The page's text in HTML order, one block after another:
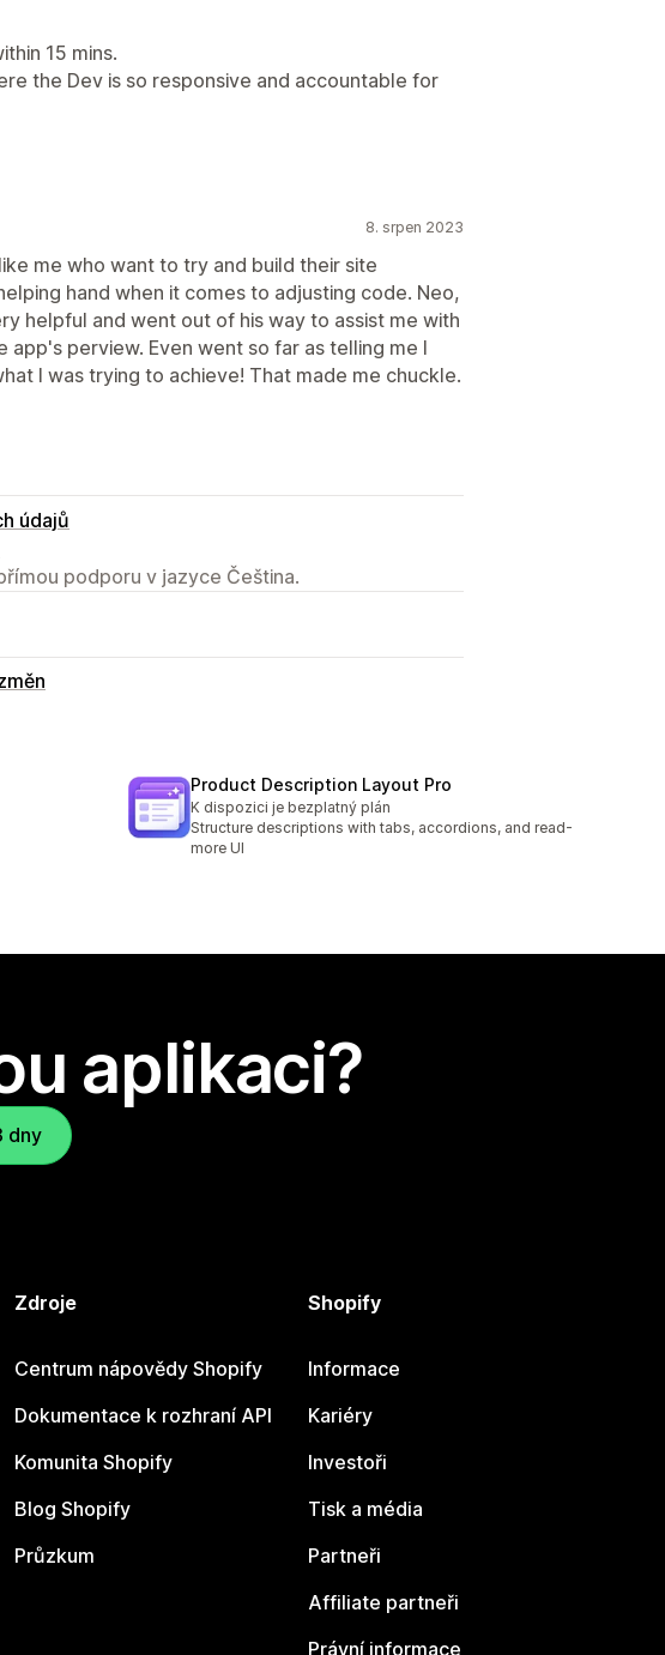
15 mins.
the Dev is so responsive and accountable for
8. srpen 2023
me who want to try and build their site
hand when it comes to adjusting code. Neo,
helpful and went out of his way to assist me with
app's perview. Even went so far as telling me I
I was trying to achieve! That made me chuckle.
údajů
podporu v jazyce Čeština.
Product Description Layout Pro
K dispozici je bezplatný plán
Structure descriptions with tabs, accordions, and read-
more UI
aplikaci?
dny
Zdroje
Centrum nápovědy Shopify
Dokumentace k rozhraní API
Komunita Shopify
Blog Shopify
Průzkum
Shopify
Informace
Kariéry
Investoři
Tisk a média
Partneři
Affiliate partneři
Právní informace